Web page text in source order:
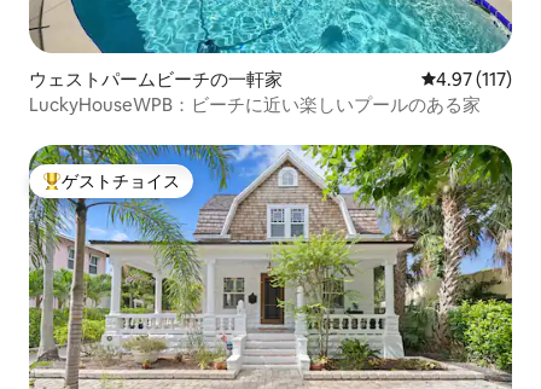
ウェストパームビーチの一軒家 レビュー117
4.97 (117)
LuckyHouseWPB：ビーチに近い楽しいプールのある家
大好評のゲストチョイスです。
ゲストチョイス